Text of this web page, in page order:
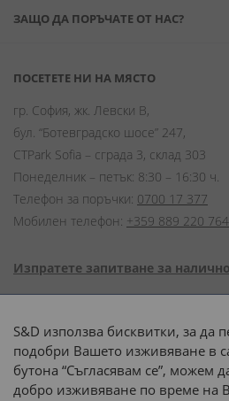
ЗАЩО ДА ПОРЪЧАТЕ ОТ НАС?
ПОСЕТЕТЕ НИ НА МЯСТО
гр. София, жк. Левски В,
бул. “Ботевградско шосе” 247,
CTPark Sofia – сграда 3, склад 303
Понеделник – петък: 8:30 – 16:30 ч.
Телефон за поръчки: 0700 17 377
Мобилен телефон: +359 889 220 764
Изпратете запитване за
Начини на
S&D използва бисквитки, за да
подобри Вашето изживяване в
бутона “Съгласявам се”, можем
добро изживяване по време на